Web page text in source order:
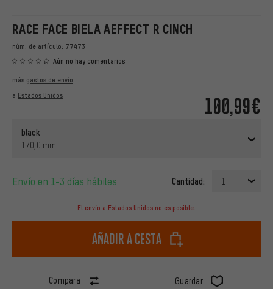
RACE FACE BIELA AEFFECT R CINCH
núm. de artículo: 77473
Aún no hay comentarios
100,99€
más gastos de envío
a Estados Unidos
black
170,0 mm
Envío en 1-3 días hábiles Cantidad: 1
El envío a Estados Unidos no es posible.
Añadir a cesta
Compara Guardar